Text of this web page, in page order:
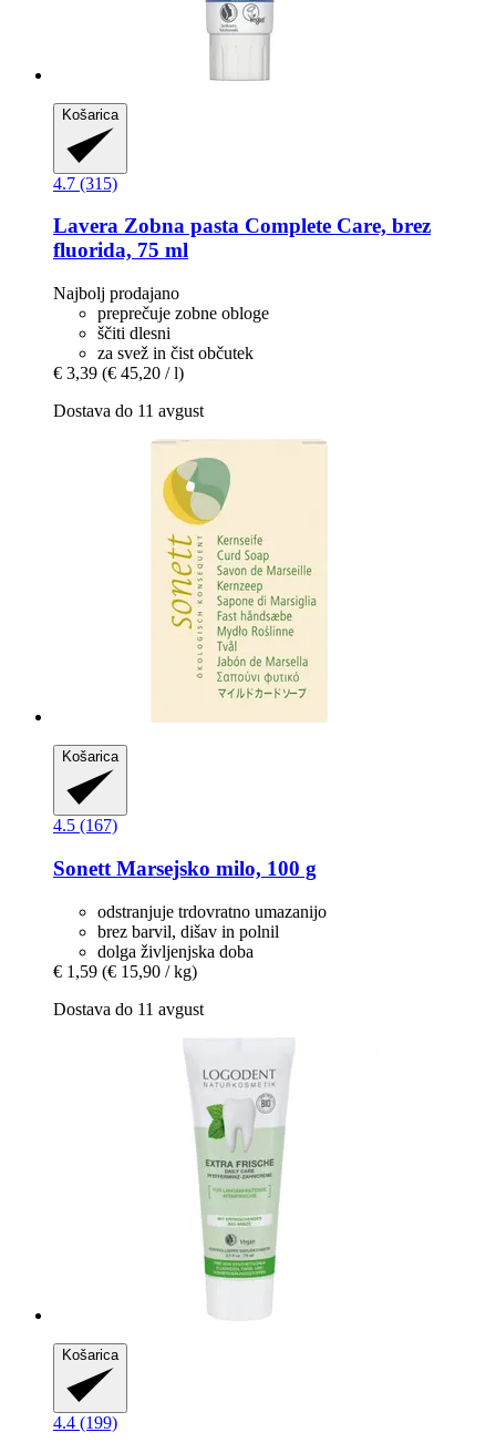
Košarica
4.7 (315)
Lavera Zobna pasta Complete Care, brez
fluorida, 75 ml
Najbolj prodajano
preprečuje zobne obloge
ščiti dlesni
za svež in čist občutek
€ 3,39 (€ 45,20 / l)
Dostava do 11 avgust
Košarica
4.5 (167)
Sonett Marsejsko milo, 100 g
odstranjuje trdovratno umazanijo
brez barvil, dišav in polnil
dolga življenjska doba
€ 1,59 (€ 15,90 / kg)
Dostava do 11 avgust
Košarica
4.4 (199)